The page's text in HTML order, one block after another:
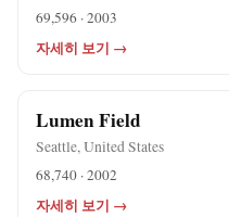
69,596 · 2003
자세히 보기 →
Lumen Field
Seattle, United States
68,740 · 2002
자세히 보기 →